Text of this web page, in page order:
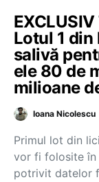
Lotul 1
salivă
ele 80 de
milioane
Ioana Nicolescu
Primul lot din
vor fi folosite
potrivit datelor